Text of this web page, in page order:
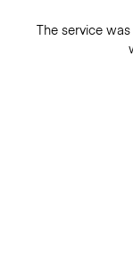
The service